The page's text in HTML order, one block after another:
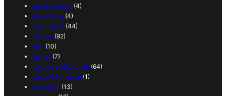
enseignement (4)
étymologie (4)
géographie (44)
histoire (92)
jeux (10)
justice (7)
Langue et littérature (64)
Langue française (1)
médecine (13)